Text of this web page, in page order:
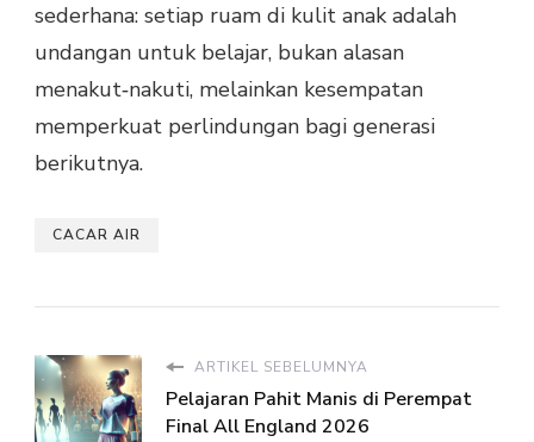
sederhana: setiap ruam di kulit anak adalah
undangan untuk belajar, bukan alasan
menakut‑nakuti, melainkan kesempatan
memperkuat perlindungan bagi generasi
berikutnya.
CACAR AIR
ARTIKEL SEBELUMNYA
Pelajaran Pahit Manis di Perempat
Final All England 2026